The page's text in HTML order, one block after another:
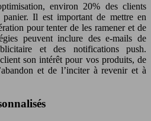
environ 20% des clients
panier. Il est important de mettre en
pour tenter de les ramener et de
peuvent inclure des e-mails de
et des notifications push.
son intérêt pour vos produits, de
et de l’inciter à revenir et à